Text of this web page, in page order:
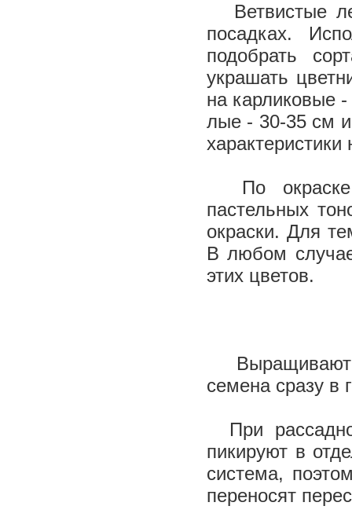
Ветвистые
посадках.
подобрать
украшать
на карликовые
лые - 30-35 см
По окраске
пастельных
окраски. Для
В любом
этих цветов.
Выращивают
семена сразу в
При
пикируют в
система,
переносят